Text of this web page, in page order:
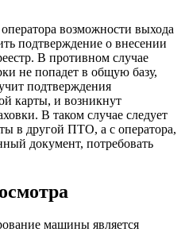
возможности выхода
подтверждение о внесении
В противном случае
не попадет в общую базу,
подтверждения
карты, и возникнут
В таком случае следует
в другой ПТО, а с оператора,
документ, потребовать
машины является